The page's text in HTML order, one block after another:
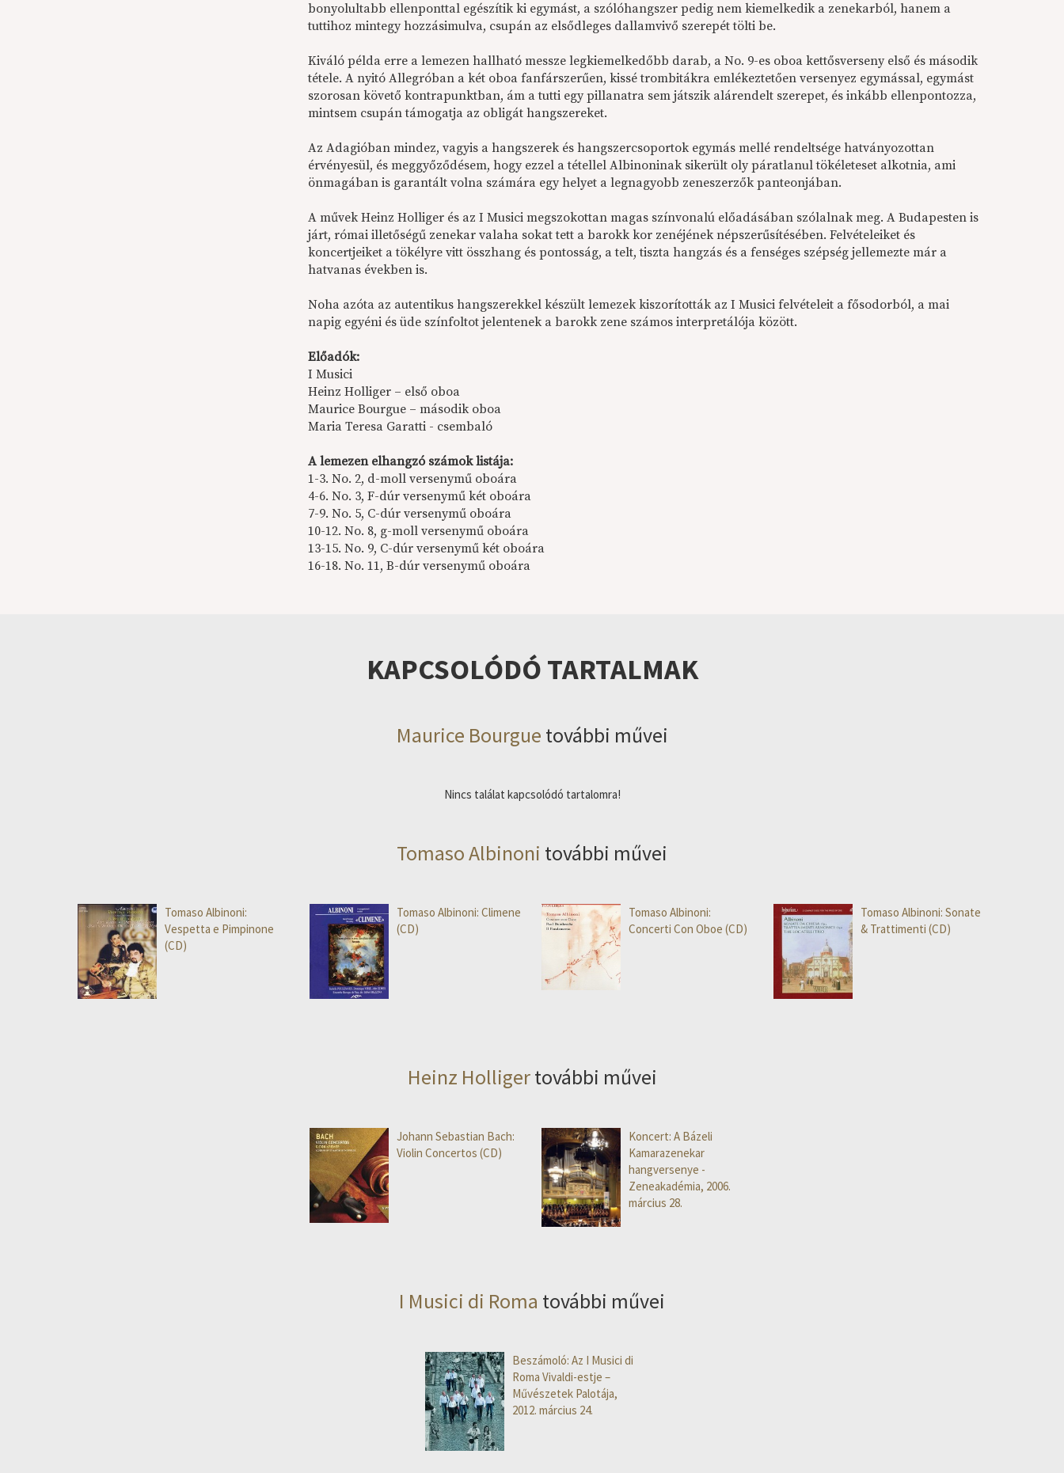
bonyolultabb ellenponttal egészítik ki egymást, a szólóhangszer pedig nem kiemelkedik a zenekarból, hanem a
tuttihoz mintegy hozzásimulva, csupán az elsődleges dallamvivő szerepét tölti be.
Kiváló példa erre a lemezen hallható messze legkiemelkedőbb darab, a No. 9-es oboa kettősverseny első és második
tétele. A nyitó Allegróban a két oboa fanfárszerűen, kissé trombitákra emlékeztetően versenyez egymással, egymást
szorosan követő kontrapunktban, ám a tutti egy pillanatra sem játszik alárendelt szerepet, és inkább ellenpontozza,
mintsem csupán támogatja az obligát hangszereket.
Az Adagióban mindez, vagyis a hangszerek és hangszercsoportok egymás mellé rendeltsége hatványozottan
érvényesül, és meggyőződésem, hogy ezzel a tétellel Albinoninak sikerült oly páratlanul tökéleteset alkotnia, ami
önmagában is garantált volna számára egy helyet a legnagyobb zeneszerzők panteonjában.
A művek Heinz Holliger és az I Musici megszokottan magas színvonalú előadásában szólalnak meg. A Budapesten is
járt, római illetőségű zenekar valaha sokat tett a barokk kor zenéjének népszerűsítésében. Felvételeiket és
koncertjeiket a tökélyre vitt összhang és pontosság, a telt, tiszta hangzás és a fenséges szépség jellemezte már a
hatvanas években is.
Noha azóta az autentikus hangszerekkel készült lemezek kiszorították az I Musici felvételeit a fősodorból, a mai
napig egyéni és üde színfoltot jelentenek a barokk zene számos interpretálója között.
Előadók:
I Musici
Heinz Holliger – első oboa
Maurice Bourgue – második oboa
Maria Teresa Garatti - csembaló
A lemezen elhangzó számok listája:
1-3. No. 2, d-moll versenymű oboára
4-6. No. 3, F-dúr versenymű két oboára
7-9. No. 5, C-dúr versenymű oboára
10-12. No. 8, g-moll versenymű oboára
13-15. No. 9, C-dúr versenymű két oboára
16-18. No. 11, B-dúr versenymű oboára
KAPCSOLÓDÓ TARTALMAK
Maurice Bourgue további művei
Nincs találat kapcsolódó tartalomra!
Tomaso Albinoni további művei
Tomaso Albinoni:
Vespetta e Pimpinone
(CD)
Tomaso Albinoni: Climene
(CD)
Tomaso Albinoni:
Concerti Con Oboe (CD)
Tomaso Albinoni: Sonate
& Trattimenti (CD)
Heinz Holligertovábbi művei
Johann Sebastian Bach:
Violin Concertos (CD)
Koncert: A Bázeli
Kamarazenekar
hangversenye -
Zeneakadémia, 2006.
március 28.
I Musici di Roma további művei
Beszámoló: Az I Musici di
Roma Vivaldi-estje –
Művészetek Palotája,
2012. március 24.